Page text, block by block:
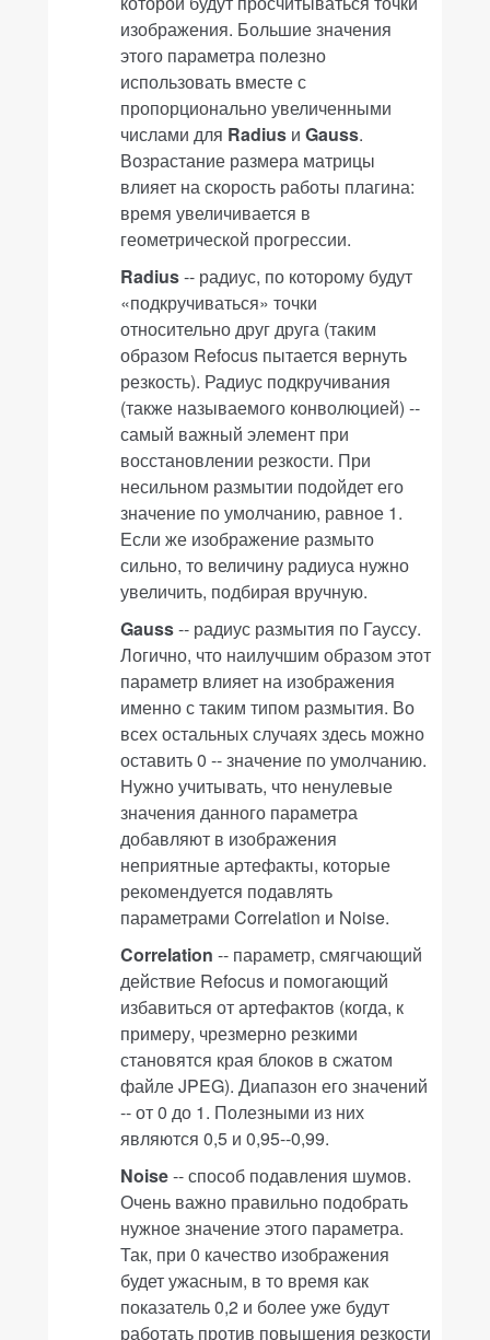
изображения. Большие значения
этого параметра полезно
использовать вместе с
пропорционально увеличенными
числами для Radiusи Gauss.
Возрастание размера матрицы
влияет на скорость работы плагина:
время увеличивается в
геометрической прогрессии.
Radius-- радиус, по которому будут
«подкручиваться» точки
относительно друг друга (таким
образом Refocusпытается вернуть
резкость). Радиус подкручивания
(также называемого конволюцией) --
самый важный элемент при
восстановлении резкости. При
несильном размытии подойдет его
значение по умолчанию, равное 1.
Если же изображение размыто
сильно, то величину радиуса нужно
увеличить, подбирая вручную.
Gauss-- радиус размытия по Гауссу.
Логично, что наилучшим образом этот
параметр влияет на изображения
именно с таким типом размытия. Во
всех остальных случаях здесь можно
оставить 0 -- значение по умолчанию.
Нужно учитывать, что ненулевые
значения данного параметра
добавляют в изображения
неприятные артефакты, которые
рекомендуется подавлять
параметрами Correlation и Noise.
Correlation -- параметр, смягчающий
действие Refocusи помогающий
избавиться от артефактов (когда, к
примеру, чрезмерно резкими
становятся края блоков в сжатом
файле JPEG). Диапазон его значений
-- от 0 до 1. Полезными из них
являются 0,5 и 0,95--0,99.
Noise-- способ подавления шумов.
Очень важно правильно подобрать
нужное значение этого параметра.
Так, при 0 качество изображения
будет ужасным, в то время как
показатель 0,2 и более уже будут
работать против повышения резкости